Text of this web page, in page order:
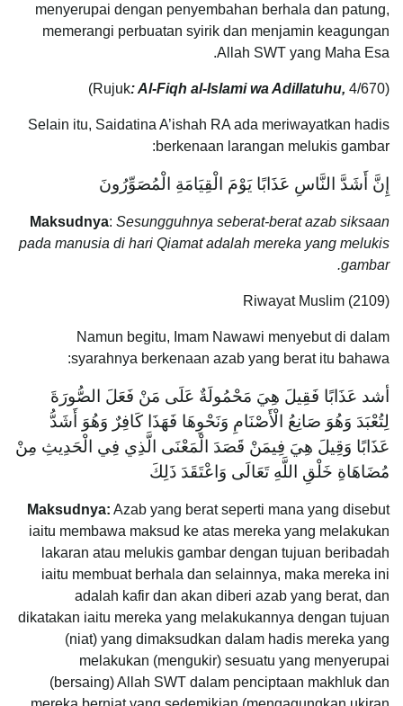
menyerupai dengan penyembahan berhala dan patung,
memerangi perbuatan syirik dan menjamin keagungan
Allah SWT yang Maha Esa.
(Rujuk
: Al-Fiqh al-Islami wa Adillatuhu, 4/670)
Selain itu, Saidatina A’ishah RA ada meriwayatkan hadis
berkenaan larangan melukis gambar:
إِنَّ أَشَدَّ النَّاسِ عَذَابًا يَوْمَ الْقِيَامَةِ الْمُصَوِّرُونَ
Maksudnya: Sesungguhnya seberat-berat azab siksaan
pada manusia di hari Qiamat adalah mereka yang melukis
gambar.
Riwayat Muslim (2109)
Namun begitu, Imam Nawawi menyebut di dalam
syarahnya berkenaan azab yang berat itu bahawa:
أشد عَذَابًا فَقِيلَ هِيَ مَحْمُولَةٌ عَلَى مَنْ فَعَلَ الصُّورَةَ
لِتُعْبَدَ وَهُوَ صَانِعُ الْأَصْنَامِ وَنَحْوِهَا فَهَذَا كَافِرٌ وَهُوَ أَشَدُّ
عَذَابًا وَقِيلَ هِيَ فِيمَنْ قَصَدَ الْمَعْنَى الَّذِي فِي الْحَدِيثِ مِنْ
مُضَاهَاةِ خَلْقِ اللَّهِ تَعَالَى وَاعْتَقَدَ ذَلِكَ
Maksudnya: Azab yang berat seperti mana yang disebut
iaitu membawa maksud ke atas mereka yang melakukan
lakaran atau melukis gambar dengan tujuan beribadah
iaitu membuat berhala dan selainnya, maka mereka ini
adalah kafir dan akan diberi azab yang berat, dan
dikatakan iaitu mereka yang melakukannya dengan tujuan
(niat) yang dimaksudkan dalam hadis mereka yang
melakukan (mengukir) sesuatu yang menyerupai
(bersaing) Allah SWT dalam penciptaan makhluk dan